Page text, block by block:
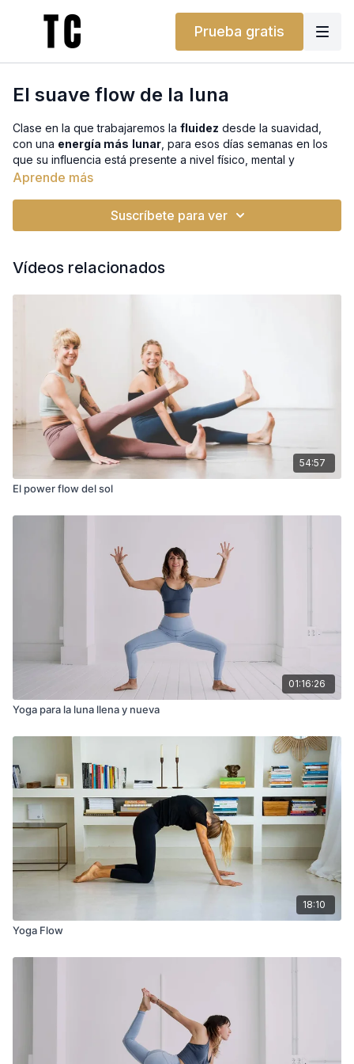
Prueba gratis
El suave flow de la luna
Clase en la que trabajaremos la fluidez desde la suavidad,
con una energía más lunar , para esos días semanas en los
que su influencia está presente a nivel físico, mental y
emocional.
Clase fluida y suave, movilizando columna vertebral en todas
Aprende más
Suscríbete para ver
Vídeos relacionados
54:57
El power flow del sol
01:16:26
Yoga para la luna llena y nueva
18:10
Yoga Flow